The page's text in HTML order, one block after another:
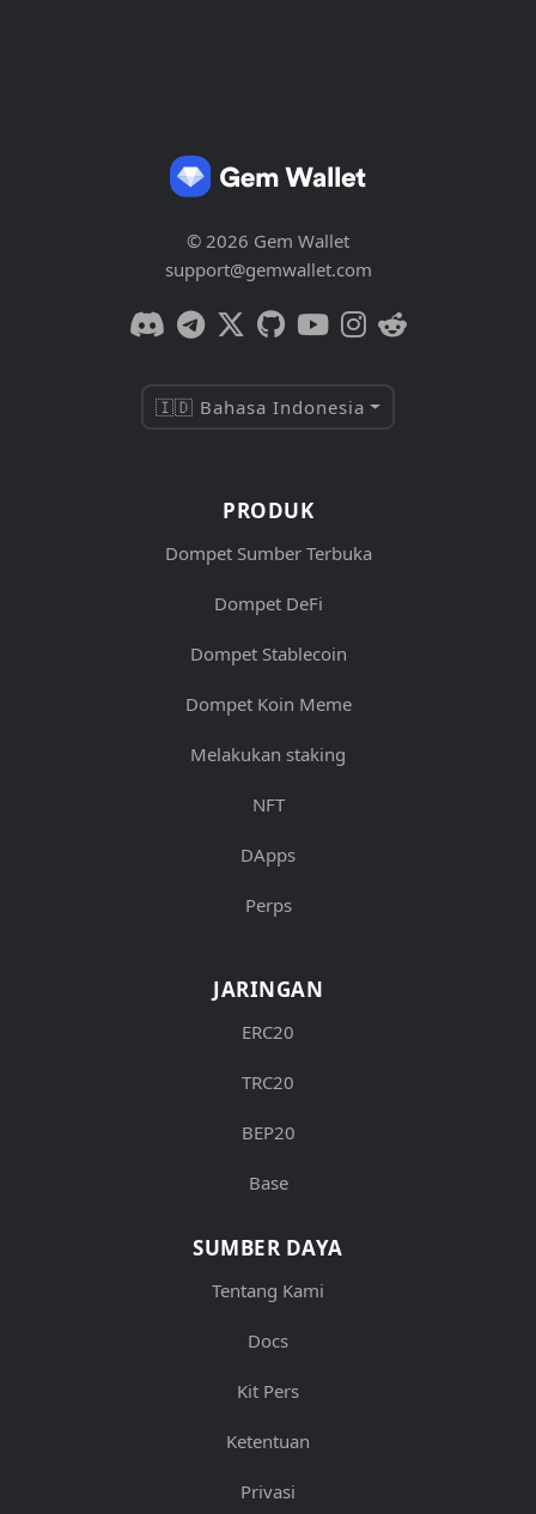
© 2026 Gem Wallet
support@gemwallet.com
🇮🇩 Bahasa Indonesia
PRODUK
Dompet Sumber Terbuka
Dompet DeFi
Dompet Stablecoin
Dompet Koin Meme
Melakukan staking
NFT
DApps
Perps
JARINGAN
ERC20
TRC20
BEP20
Base
SUMBER DAYA
Tentang Kami
Docs
Kit Pers
Ketentuan
Privasi